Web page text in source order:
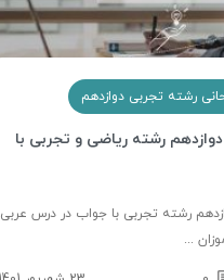
رشته تجربی دوازدهم
رشته ریاضی و تجربی با
رشته تجربی با جواب در درس عربی
...